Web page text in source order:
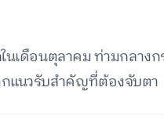
นเดือนตุลาคม ท่ามกลาง
แนวรับสำคัญที่ต้องจับตา